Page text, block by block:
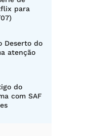
para
Deserto do
atenção
do
com SAF